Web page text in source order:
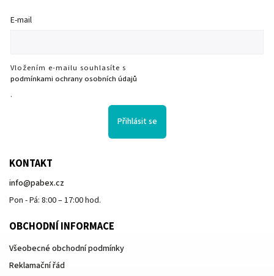
E-mail
Vložením e-mailu souhlasíte s
podmínkami ochrany osobních údajů
.
Přihlásit se
KONTAKT
info@pabex.cz
Pon - Pá: 8:00 – 17:00 hod.
OBCHODNÍ INFORMACE
Všeobecné obchodní podmínky
Reklamační řád